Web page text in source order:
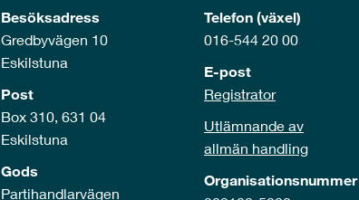
Besöksadress
Gredbyvägen 10
Eskilstuna
Post
Box 310, 631 04
Eskilstuna
Gods
Partihandlarvägen
Telefon (växel)
016-544 20 00
E-post
Registrator
Utlämnande av
allmän handling
Organisationsnummer